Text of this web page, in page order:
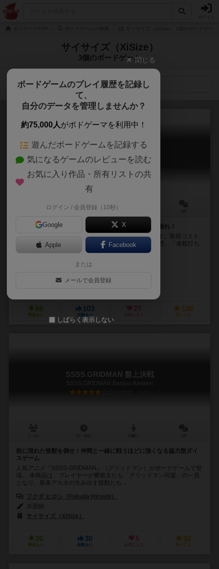
サイサイズ（XiSize）
3個のボードゲーム
検索メニュー
コミッククリエイター
Comic Creator
20～50分
漫画家のつらみがテーマ！ アニメ化目指してダイスを振れ！
48個ものダイスが同梱されたダイス＆カードゲームです。取得コスト
をダイスで満たしカード獲得するタイプ。 「パクリ疑惑」「連載打ち
切り」といったトラブルの克服や、連載の獲得に...
フクダ ヒロシ（Fukuda Hiroshi）
69
興味あり
103
経験あり お気に入り
106
持ってる
SSSS.GRIDMAN 盤上決戦
SSSS.GRIDMAN Banjou Kessen
5.9
街に現れた怪獣を倒せ！仲間と一緒に戦うほどに強くなる協力型ダイ
スゲーム
人気アニメ『SSSS.GRIDMAN』（グリッドマン）がボードゲームで登
場。 本商品は、プレイヤーが響裕太たち「グリッドマン同盟」の一員
となり、新条アカネの生み出す怪獣たち...
フクダ ヒロシ（Fukuda Hiroshi）
サイサイズ（XiSize）
26
興味あり
30
経験あり
5
お気に入り
52
持ってる
閉じる
ボードゲームのプレイ履歴を記録し
て、
自分のデータを管理しませんか？
約75,000人がボドゲーマを利用中！
遊んだボードゲームを記録する
気になるゲームのレビューを読む
お気に入り作品・所有リストの共
有
ログイン / 会員登録（10秒）
Google X
Apple Facebook
または
メールで会員登録
しばらく表示しない